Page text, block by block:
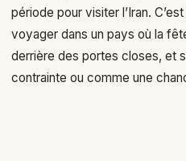
période pour visiter l’Iran.
voyager dans un pays où la
derrière des portes closes, et
contrainte ou comme une